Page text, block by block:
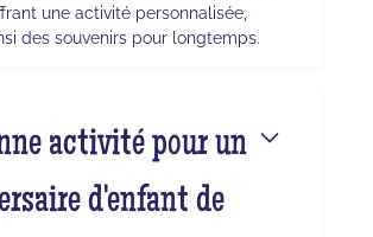
une activité personnalisée,
des souvenirs pour longtemps.
activité pour un
d'enfant de